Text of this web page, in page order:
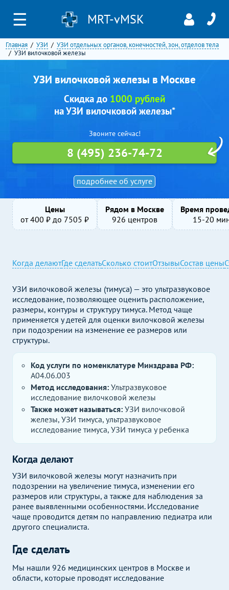
☰ MRT-vMSK
Главная УЗИ
УЗИ отдельных органов, конечностей, зон, отделов тела
УЗИ вилочковой железы
УЗИ вилочковой железы в Москве
подробнее об услуге
Скидка до 1000 рублей
на УЗИ вилочковой железы*
Звоните сейчас!
8 (495) 236-74-72
Цены
от400 ₽ до 7505 ₽
Рядом в Москве
926 центров
Время
15-20
Где сделать
Мы нашли 926 медицинских центров в Москве и
области, которые проводят исследование
Когда делаютГде сделатьСколько стоитОтзывыСостав цены
УЗИ вилочковой железы (тимуса) — это ультразвуковое
исследование, позволяющее оценить расположение,
размеры, контуры и структуру тимуса. Метод чаще
применяется у детей для оценки вилочковой железы
при подозрении на изменение ее размеров или
структуры.
Код услуги по номенклатуре Минздрава РФ:
A04.06.003
Метод исследования: Ультразвуковое
исследование вилочковой железы
Также может называться: УЗИ вилочковой
железы, УЗИ тимуса, ультразвуковое
исследование тимуса, УЗИ тимуса у ребенка
Когда делают
УЗИ вилочковой железы могут назначить при
подозрении на увеличение тимуса, изменении его
размеров или структуры, а также для наблюдения за
ранее выявленными особенностями. Исследование
чаще проводится детям по направлению педиатра или
другого специалиста.